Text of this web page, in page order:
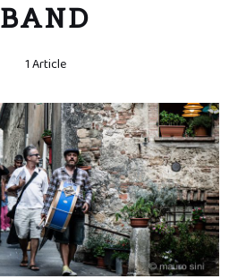
BAND
1 Article